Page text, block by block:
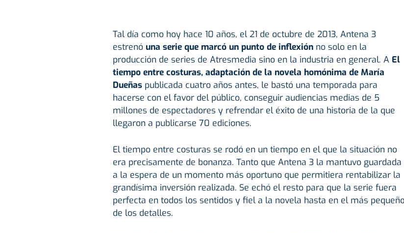
Tal día como hoy hace 10 años, el 21 de octubre de 2013, Antena 3
estrenó una serie que marcó un punto de inflexiónno solo en la
producción de series de Atresmedia sino en la industria en general. A El
tiempo entre costuras, adaptación de la novela homónima de María
Dueñaspublicada cuatro años antes, le bastó una temporada para
hacerse con el favor del público, conseguir audiencias medias de 5
millones de espectadores y refrendar el éxito de una historia de la que
llegaron a publicarse 70 ediciones.
El tiempo entre costuras se rodó en un tiempo en el que la situación no
era precisamente de bonanza. Tanto que Antena 3 la mantuvo guardada
a la espera de un momento más oportuno que permitiera rentabilizar la
grandísima inversión realizada. Se echó el resto para que la serie fuera
perfecta en todos los sentidos y fiel a la novela hasta en el más
de los detalles.